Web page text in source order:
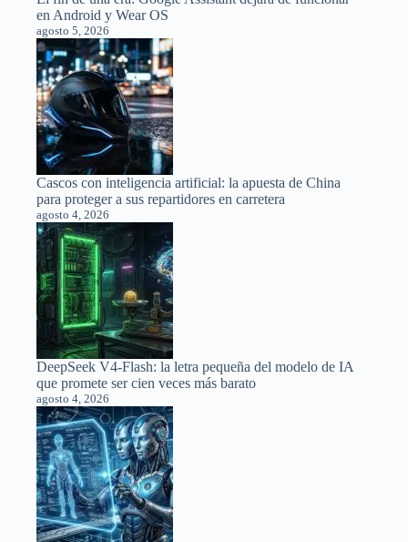
en Android y Wear OS
agosto 5, 2026
Cascos con inteligencia artificial: la apuesta de China
para proteger a sus repartidores en carretera
agosto 4, 2026
DeepSeek V4-Flash: la letra pequeña del modelo de IA
que promete ser cien veces más barato
agosto 4, 2026